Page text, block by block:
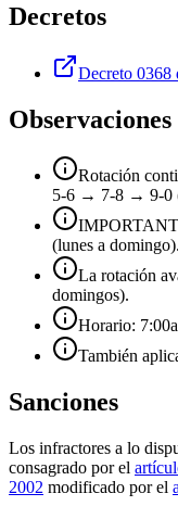
Decretos
Decreto 0368
Observaciones
Rotación
5-6 → 7-8 → 9-0
(lunes a domingo).
La rotación
domingos).
Horario:
También
Sanciones
Los infractores a lo
consagrado por el
2002 modificado por el